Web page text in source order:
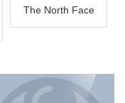
The North Face